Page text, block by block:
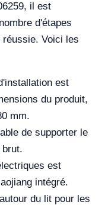
il est
d'étapes
Voici les
est
du produit,
mm.
de supporter le
est
intégré.
du lit pour les